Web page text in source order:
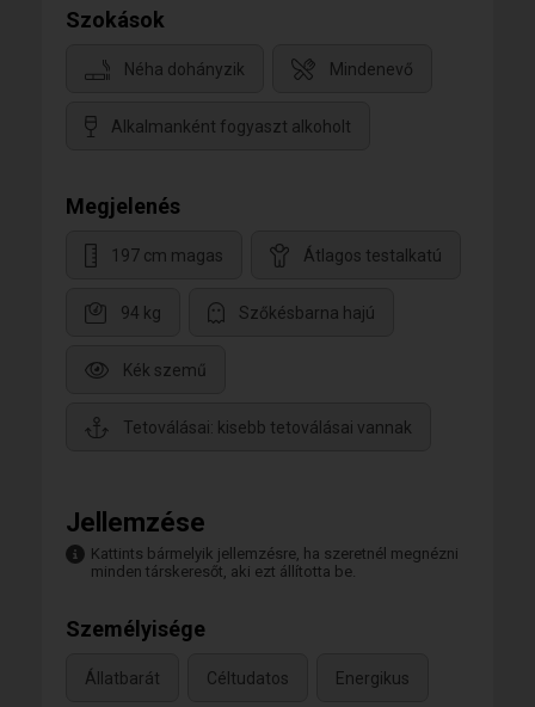
Szokások
Néha dohányzik Mindenevő
Alkalmanként fogyaszt alkoholt
Megjelenés
197 cm magas Átlagos testalkatú
94 kg Szőkésbarna hajú
Kék szemű
Tetoválásai: kisebb tetoválásai vannak
Jellemzése
Kattints bármelyik jellemzésre, ha szeretnél megnézni
minden társkeresőt, aki ezt állította be.
Személyisége
Állatbarát Céltudatos Energikus